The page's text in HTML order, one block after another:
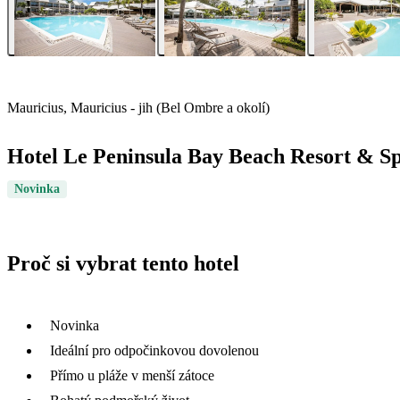
Mauricius, Mauricius - jih (Bel Ombre a okolí)
Hotel Le Peninsula Bay Beach Resort &
Novinka
Proč si vybrat tento hotel
Novinka
Ideální pro odpočinkovou dovolenou
Přímo u pláže v menší zátoce